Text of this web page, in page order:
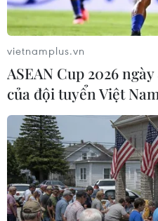
mạnh EU và Italy cần chú
để thúc đẩy tăng trưởng.
vietnamplus.vn
ASEAN Cup 2026
của đội tuyển Việt